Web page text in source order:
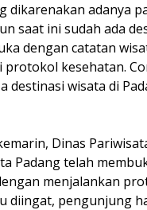
dikarenakan adanya
saat ini sudah ada
dengan catatan
protokol kesehatan.
destinasi wisata di
Dinas
Padang telah
menjalankan
diingat, pengunjung